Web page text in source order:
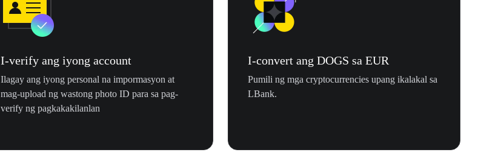
I-verify ang iyong account
Ilagay ang iyong personal na impormasyon at
mag-upload ng wastong photo ID para sa pag-
verify ng pagkakakilanlan
I-convert ang DOGS sa EUR
Pumili ng mga cryptocurrencies upang ikalakal sa
LBank.